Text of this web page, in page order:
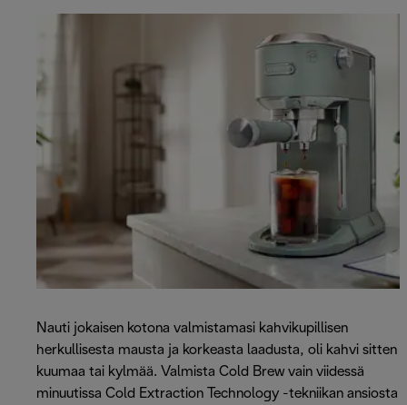
Nauti jokaisen kotona valmistamasi kahvikupillisen
herkullisesta mausta ja korkeasta laadusta, oli kahvi sitten
kuumaa tai kylmää. Valmista Cold Brew vain viidessä
minuutissa Cold Extraction Technology -tekniikan ansiosta